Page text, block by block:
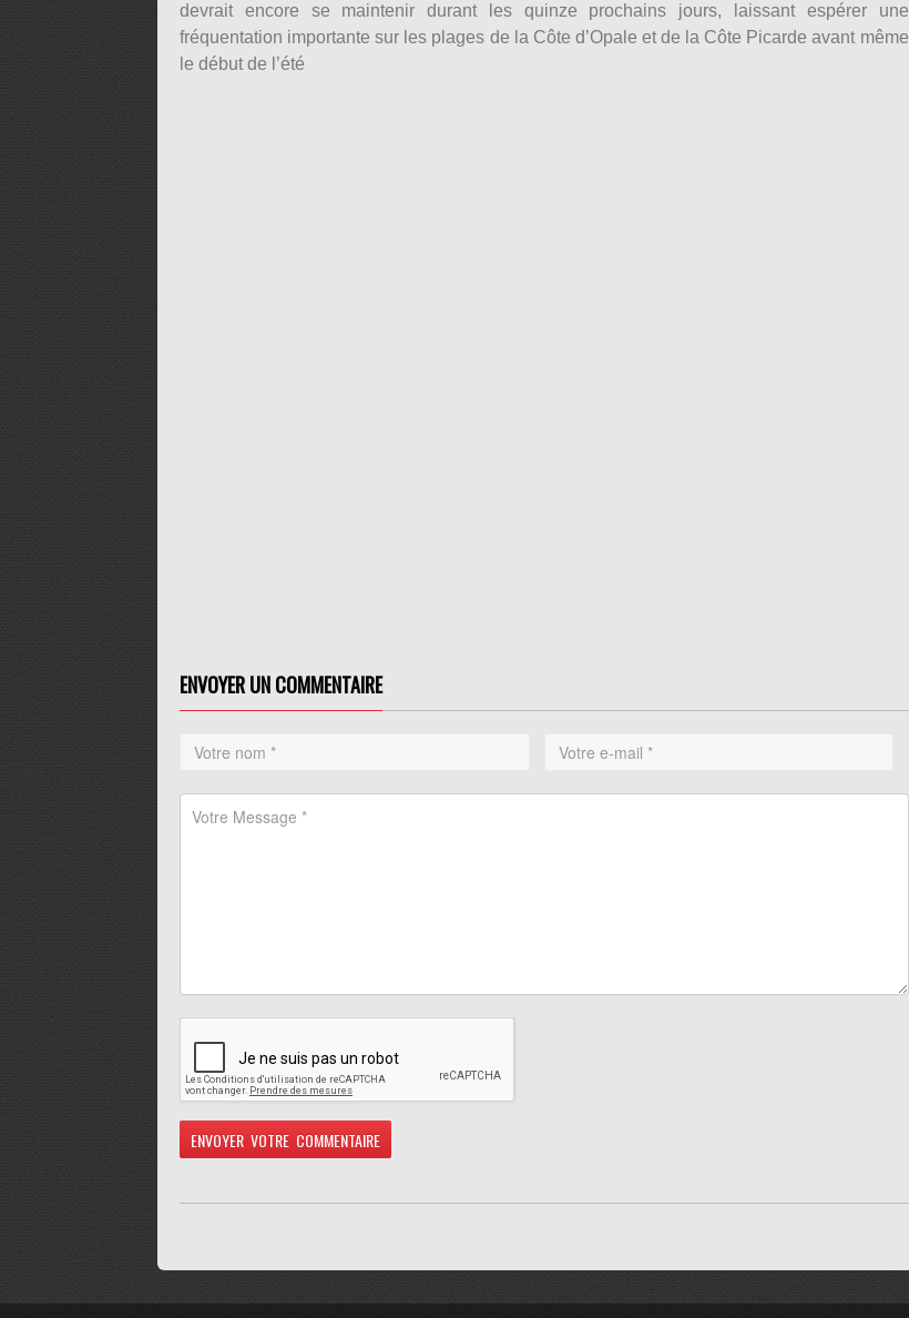
devrait encore se maintenir durant les quinze prochains jours, laissant espérer une
fréquentation importante sur les plages de la Côte d’Opale et de la Côte Picarde avant même
le début de l’été
ENVOYER UN COMMENTAIRE